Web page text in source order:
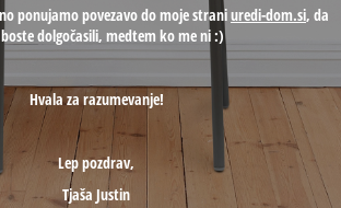
ponujamo povezavo do moje straniuredi-dom.si, da
boste dolgočasili, medtem ko me ni :)
Hvala za razumevanje!
Lep pozdrav,
Tjaša Justin